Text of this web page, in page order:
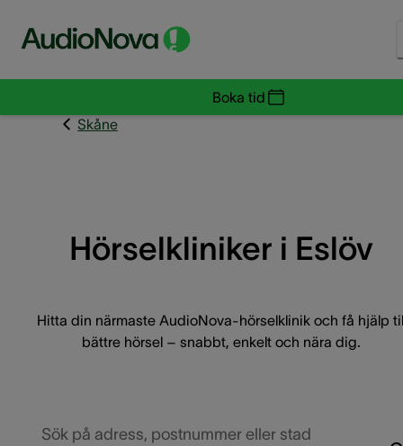
Boka tid
Skåne
Hörselkliniker i Eslöv
Hitta din närmaste AudioNova-hörselklinik och få hjälp
bättre hörsel – snabbt, enkelt och nära dig.
Sök på adress, postnummer eller stad